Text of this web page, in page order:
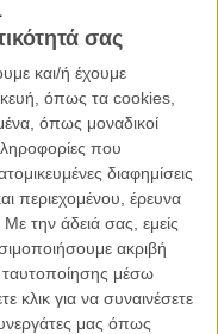
σας
και/ή έχουμε
όπως τα cookies,
όπως μοναδικοί
που
διαφημίσεις
περιεχομένου, έρευνα
Με την άδειά σας, εμείς
ακριβή
ταυτοποίησης μέσω
για να συναινέσετε
μας όπως
ή 20 χρόνια. Σε εκείνο
προσπαθώντας να
το να επιστρέψω ξανά θα
της διάσημηση
πως σε κάθε
του Χάρι Πότερ».
τον λογαριασμό της
οι Κλήροι του Θανάτου